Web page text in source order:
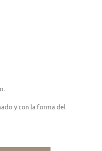
y con la forma del